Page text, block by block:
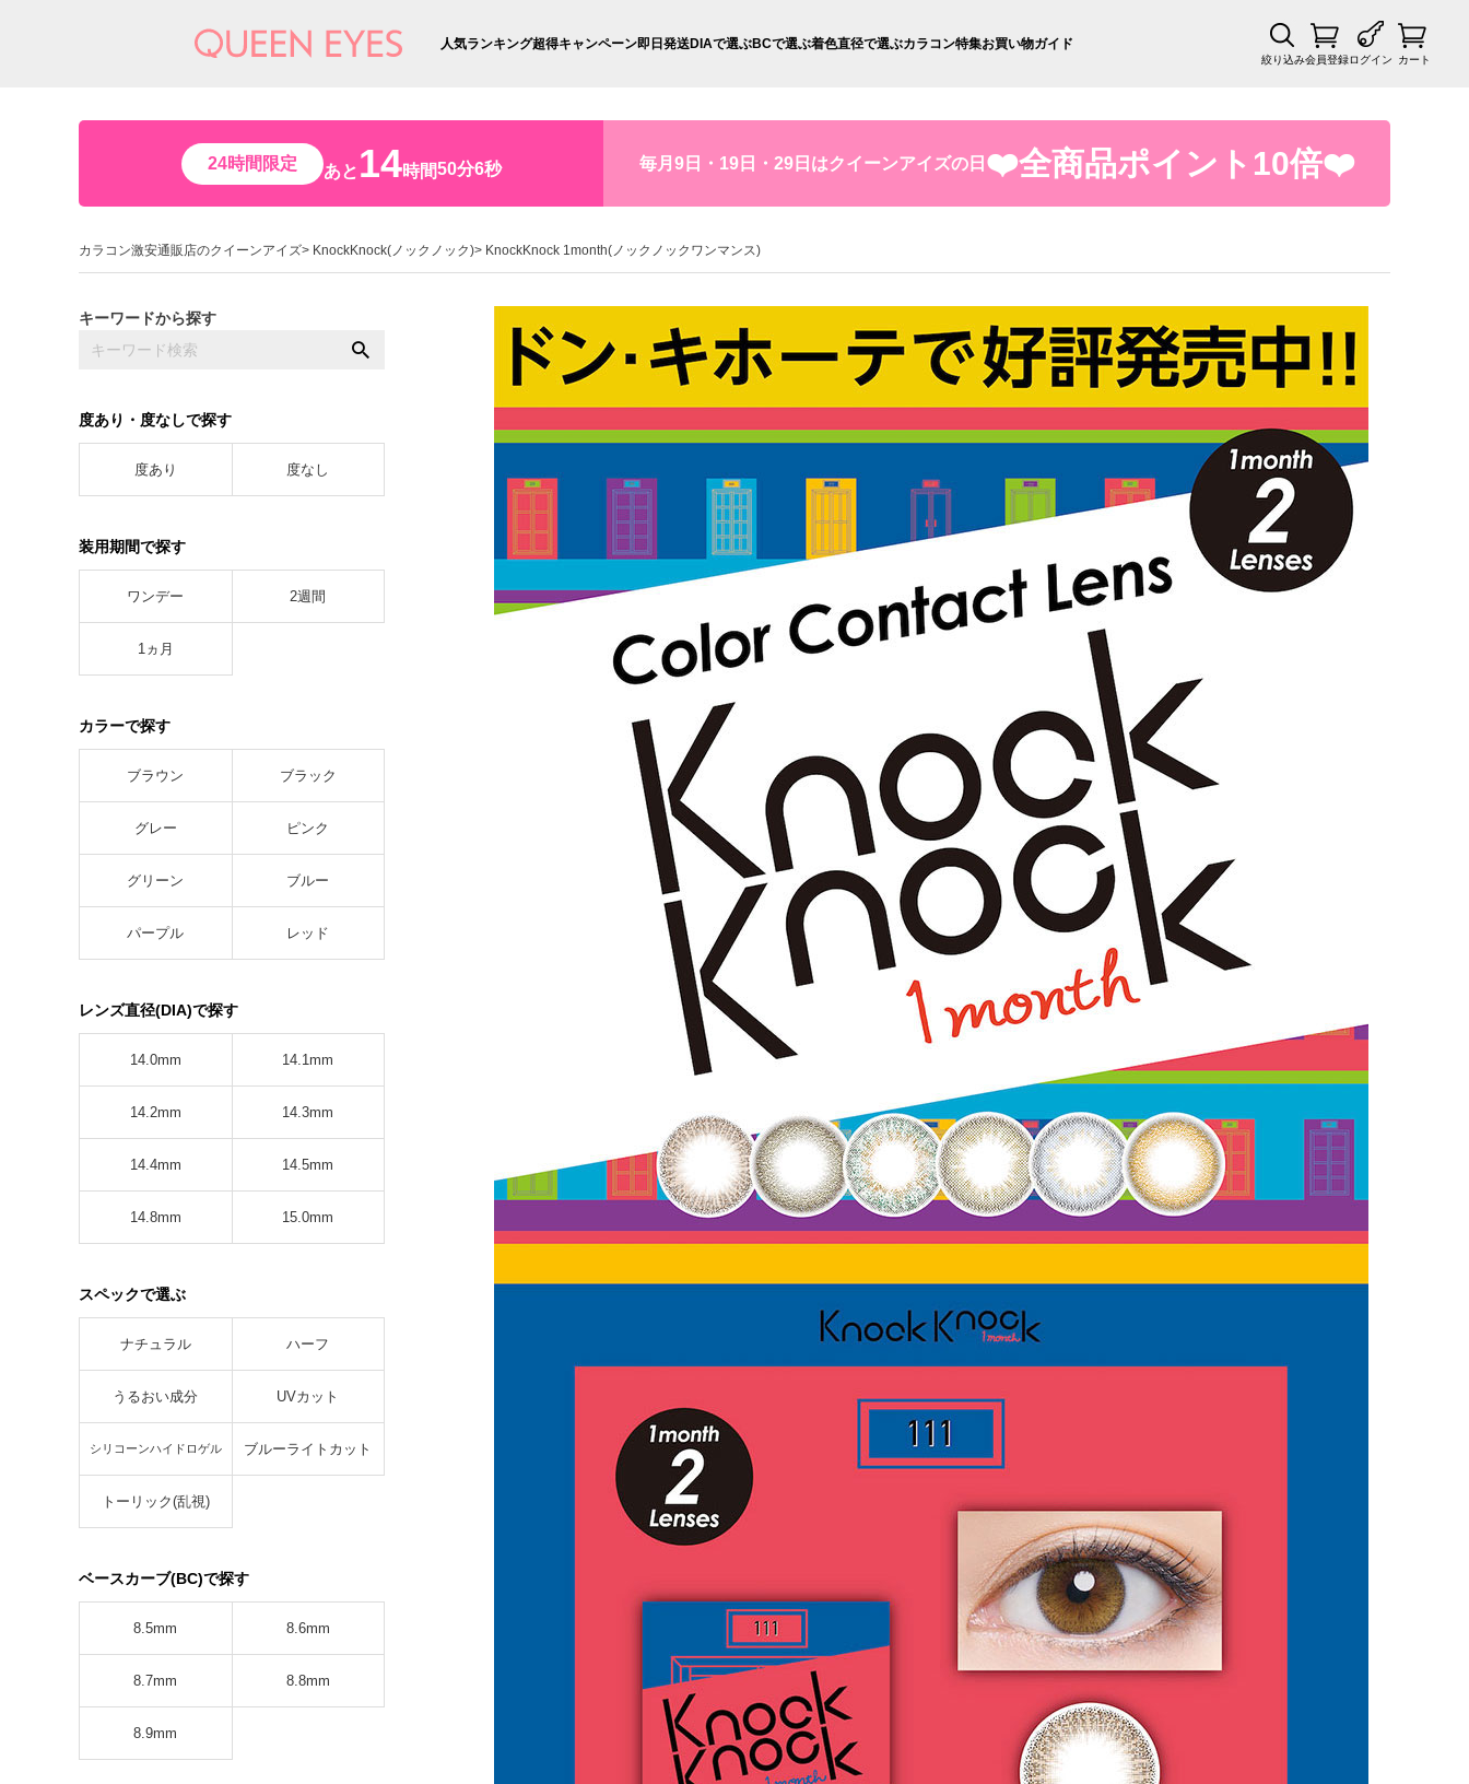
人気ランキング超得キャンペーン即日発送DIAで選ぶBCで選ぶ着色直径で選ぶカラコン特集お買い物ガイド
絞り込み会員登録ログイン カート
24時間限定 あと 14時間50分5秒 毎月9日・19日・29日はクイーンアイズの日 ❤️全商品ポイント10倍❤️
カラコン激安通販店のクイーンアイズ KnockKnock(ノックノック) KnockKnock 1month(ノックノックワンマンス)
キーワードから探す
度あり・度なしで探す
度あり 度なし
装用期間で探す
ワンデー 2週間
1ヵ月
カラーで探す
ブラウン ブラック
グレー ピンク
グリーン ブルー
パープル レッド
レンズ直径(DIA)で探す
14.0mm 14.1mm
14.2mm 14.3mm
14.4mm 14.5mm
14.8mm 15.0mm
スペックで選ぶ
ナチュラル ハーフ
うるおい成分 UVカット
シリコーンハイドロゲル ブルーライトカット
トーリック(乱視)
ベースカーブ(BC)で探す
8.5mm 8.6mm
8.7mm 8.8mm
8.9mm